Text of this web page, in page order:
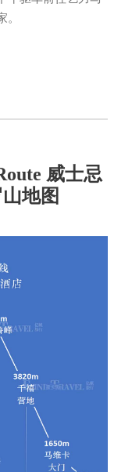
威士忌
地图